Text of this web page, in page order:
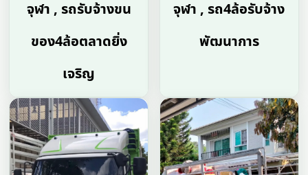
จุฬา , รถรับจ้างขน
ของ4ล้อตลาดยิ่ง
เจริญ
จุฬา , รถ4ล้อรับจ้าง
พัฒนาการ